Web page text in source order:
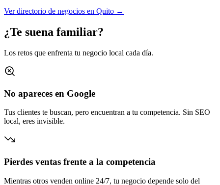
Ver directorio de negocios en Quito →
¿Te suena familiar?
Los retos que enfrenta tu negocio local cada día.
No apareces en Google
Tus clientes te buscan, pero encuentran a tu competencia. Sin SEO
local, eres invisible.
Pierdes ventas frente a la competencia
Mientras otros venden online 24/7, tu negocio depende solo del